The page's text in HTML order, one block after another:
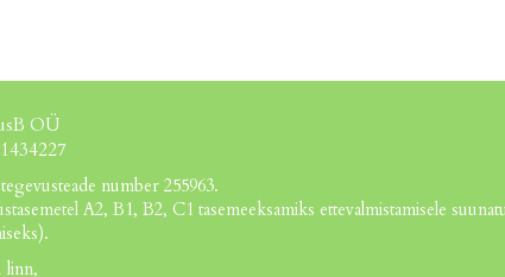
OÜ
number 255963.
A2, B1, B2, C1 tasemeeksamiks ettevalmistamisele
linn,